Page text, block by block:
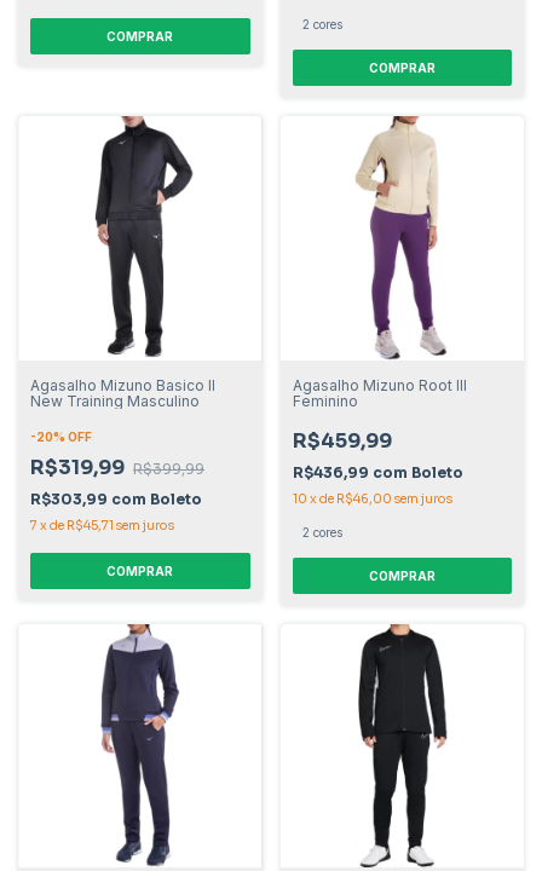
COMPRAR
2 cores
COMPRAR
Agasalho Mizuno Basico II
New Training Masculino
-20% OFF
R$319,99 R$399,99
R$303,99 com Boleto
7 x de R$45,71 sem juros
COMPRAR
Agasalho Mizuno Root III
Feminino
R$459,99
R$436,99 com Boleto
10 x de R$46,00 sem juros
2 cores
COMPRAR